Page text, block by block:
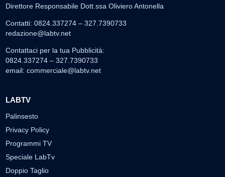
Direttore Responsabile Dott.ssa Oliviero Antonella
Contatti: 0824.337274 – 327.7390733
redazione@labtv.net
Contattaci per la tua Pubblicità:
0824.337274 – 327.7390733
email: commerciale@labtv.net
LABTV
Palinsesto
Privacy Policy
Programmi TV
Speciale LabTv
Doppio Taglio